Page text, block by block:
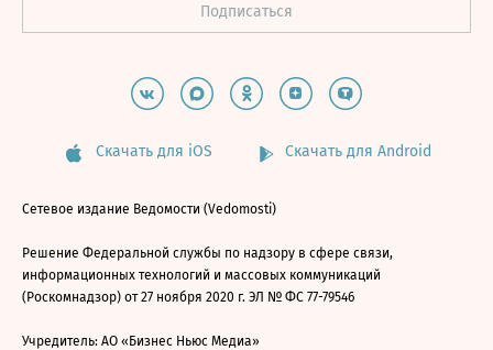
Скачать для iOS Скачать для Android
Сетевое издание Ведомости (Vedomosti)
Решение Федеральной службы по надзору в сфере связи,
информационных технологий и массовых коммуникаций
(Роскомнадзор) от 27 ноября 2020 г. ЭЛ № ФС 77-79546
Учредитель: АО «Бизнес Ньюс Медиа»